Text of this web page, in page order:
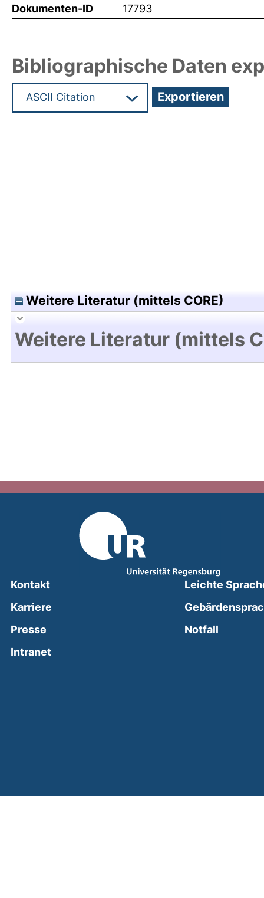
Dokumenten-ID 17793
Bibliographische Daten
Weitere Literatur (mittels CORE)
Weitere Literatur (mittels
Kontakt
Karriere
Presse
Intranet(external link, opens in a new window)
Leichte
Notfall